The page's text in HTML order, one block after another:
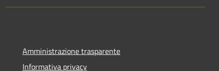
Amministrazione trasparente
Informativa privacy